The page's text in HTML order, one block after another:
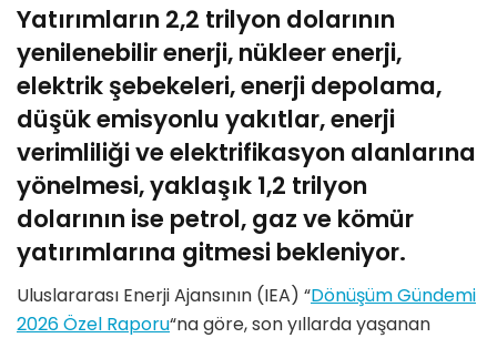
Yatırımların 2,2 trilyon dolarının
yenilenebilir enerji, nükleer enerji,
elektrik şebekeleri, enerji depolama,
düşük emisyonlu yakıtlar, enerji
verimliliği ve elektrifikasyon alanlarına
yönelmesi, yaklaşık 1,2 trilyon
dolarının ise petrol, gaz ve kömür
yatırımlarına gitmesi bekleniyor.
Uluslararası Enerji Ajansının (IEA) “Dönüşüm Gündemi
2026 Özel Raporu“na göre, son yıllarda yaşanan